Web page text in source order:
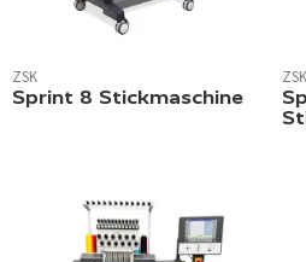
ZSK
Sprint 8 Stickmaschine
ZSK